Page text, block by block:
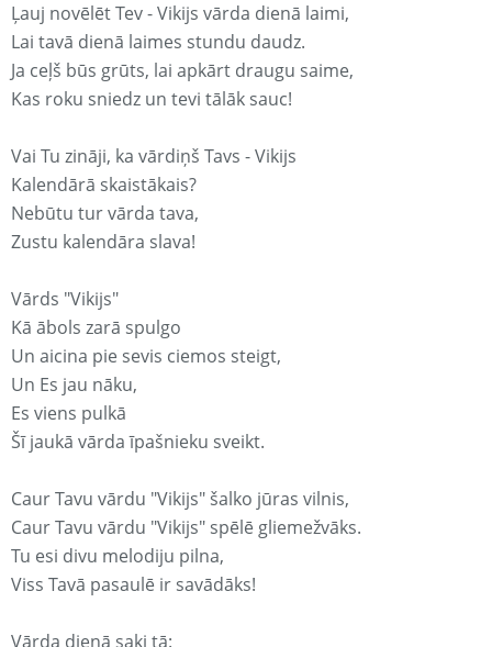
Ļauj novēlēt Tev - Vikijs vārda dienā laimi,
Lai tavā dienā laimes stundu daudz.
Ja ceļš būs grūts, lai apkārt draugu saime,
Kas roku sniedz un tevi tālāk sauc!
Vai Tu zināji, ka vārdiņš Tavs - Vikijs
Kalendārā skaistākais?
Nebūtu tur vārda tava,
Zustu kalendāra slava!
Vārds "Vikijs"
Kā ābols zarā spulgo
Un aicina pie sevis ciemos steigt,
Un Es jau nāku,
Es viens pulkā
Šī jaukā vārda īpašnieku sveikt.
Caur Tavu vārdu "Vikijs" šalko jūras vilnis,
Caur Tavu vārdu "Vikijs" spēlē gliemežvāks.
Tu esi divu melodiju pilna,
Viss Tavā pasaulē ir savādāks!
Vārda dienā saki tā: